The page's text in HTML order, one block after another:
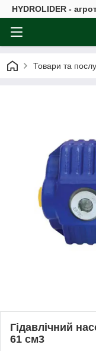
HYDROLIDER -
Товари та
Гідавлічний
61 см3